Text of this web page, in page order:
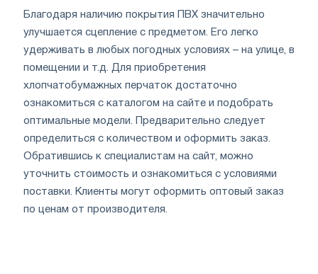
Благодаря наличию покрытия ПВХ значительно
улучшается сцепление с предметом. Его легко
удерживать в любых погодных условиях – на улице, в
помещении и т.д. Для приобретения
хлопчатобумажных перчаток достаточно
ознакомиться с каталогом на сайте и подобрать
оптимальные модели. Предварительно следует
определиться с количеством и оформить заказ.
Обратившись к специалистам на сайт, можно
уточнить стоимость и ознакомиться с условиями
поставки. Клиенты могут оформить оптовый заказ
по ценам от производителя.